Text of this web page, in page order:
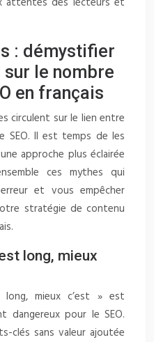
: démystifier
sur le nombre
en français
circulent sur le lien entre
SEO. Il est temps de les
approche plus éclairée
ces mythes qui
et vous empêcher
stratégie de contenu
long, mieux
mieux c’est » est
dangereux pour le SEO.
clés sans valeur ajoutée